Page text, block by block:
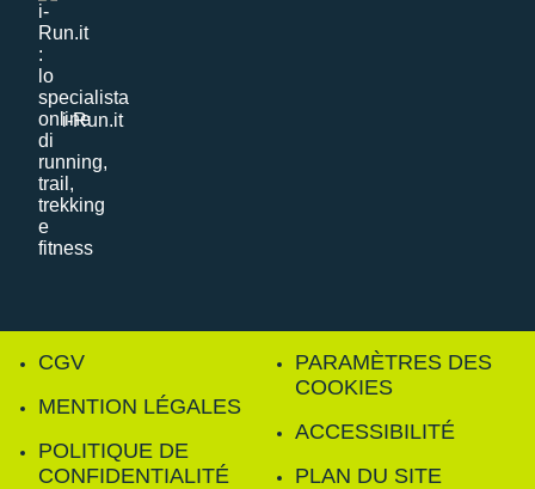
i-Run.it
CGV
MENTION LÉGALES
POLITIQUE DE
CONFIDENTIALITÉ
PARAMÈTRES DES
COOKIES
ACCESSIBILITÉ
PLAN DU SITE